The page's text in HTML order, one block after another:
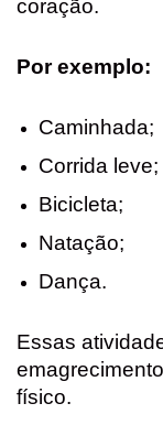
coração.
Por exemplo:
Caminhada;
Corrida leve;
Bicicleta;
Natação;
Dança.
Essas
físico.